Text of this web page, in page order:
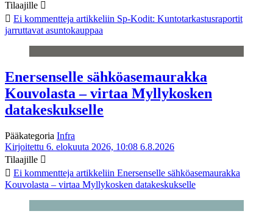
Tilaajille
Ei kommentteja artikkeliin Sp-Kodit: Kuntotarkastusraportit
jarruttavat asuntokauppaa
Enersenselle sähköasemaurakka
Kouvolasta – virtaa Myllykosken
datakeskukselle
Pääkategoria Infra
Kirjoitettu 6. elokuuta 2026, 10:08 6.8.2026
Tilaajille
Ei kommentteja artikkeliin Enersenselle sähköasemaurakka
Kouvolasta – virtaa Myllykosken datakeskukselle